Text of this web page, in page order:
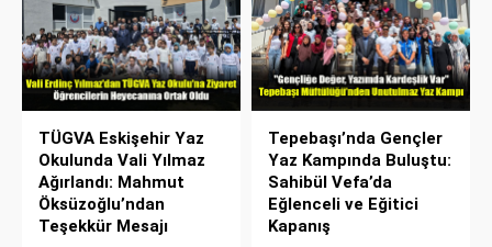
TÜGVA Eskişehir Yaz
Okulunda Vali Yılmaz
Ağırlandı: Mahmut
Öksüzoğlu’ndan
Teşekkür Mesajı
Tepebaşı’nda Gençler
Yaz Kampında Buluştu:
Sahibül Vefa’da
Eğlenceli ve Eğitici
Kapanış